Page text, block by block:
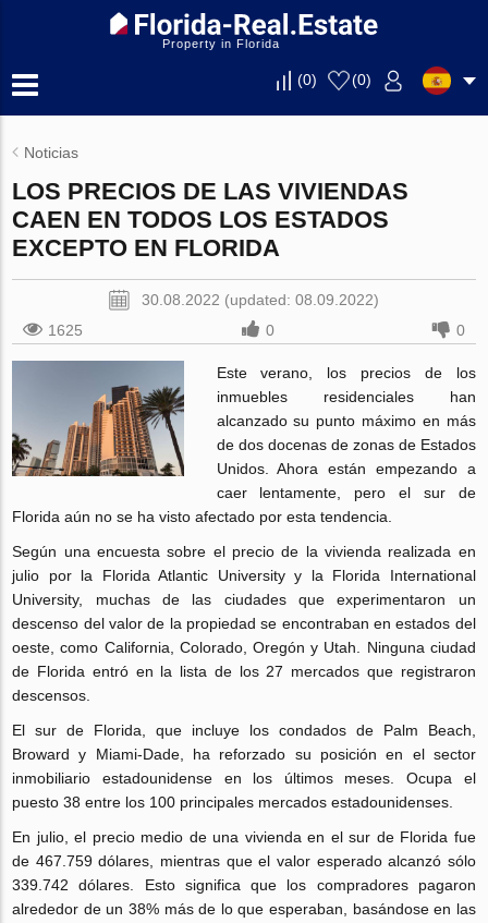
Property in Florida
(0) (0)
Noticias
LOS PRECIOS DE LAS VIVIENDAS
CAEN EN TODOS LOS ESTADOS
EXCEPTO EN FLORIDA
30.08.2022 (updated: 08.09.2022)
1625
0 0
Este verano, los precios de los
inmuebles residenciales han
alcanzado su punto máximo en más
de dos docenas de zonas de Estados
Unidos. Ahora están empezando a
caer lentamente, pero el sur de
Florida aún no se ha visto afectado por esta tendencia.
Según una encuesta sobre el precio de la vivienda realizada en
julio por la Florida Atlantic University y la Florida International
University, muchas de las ciudades que experimentaron un
descenso del valor de la propiedad se encontraban en estados del
oeste, como California, Colorado, Oregón y Utah. Ninguna ciudad
de Florida entró en la lista de los 27 mercados que registraron
descensos.
El sur de Florida, que incluye los condados de Palm Beach,
Broward y Miami-Dade, ha reforzado su posición en el sector
inmobiliario estadounidense en los últimos meses. Ocupa el
puesto 38 entre los 100 principales mercados estadounidenses.
En julio, el precio medio de una vivienda en el sur de Florida fue
de 467.759 dólares, mientras que el valor esperado alcanzó sólo
339.742 dólares. Esto significa que los compradores pagaron
alrededor de un 38% más de lo que esperaban, basándose en las